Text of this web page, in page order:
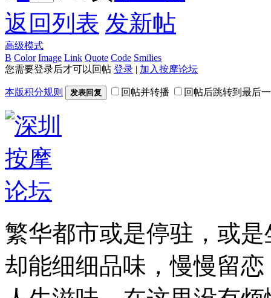
返回列表 发新帖
高级模式
B Color Image Link Quote Code Smilies
您需要登录后才可以回帖 登录 | 加入按摩论坛
本版积分规则 发表回复 回帖并转播 回帖后跳转到最后
繁华都市或是停驻，或
却能细细品味，慢慢留